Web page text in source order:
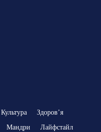
Культура
Здоровʼя
Мандри
Лайфстайл